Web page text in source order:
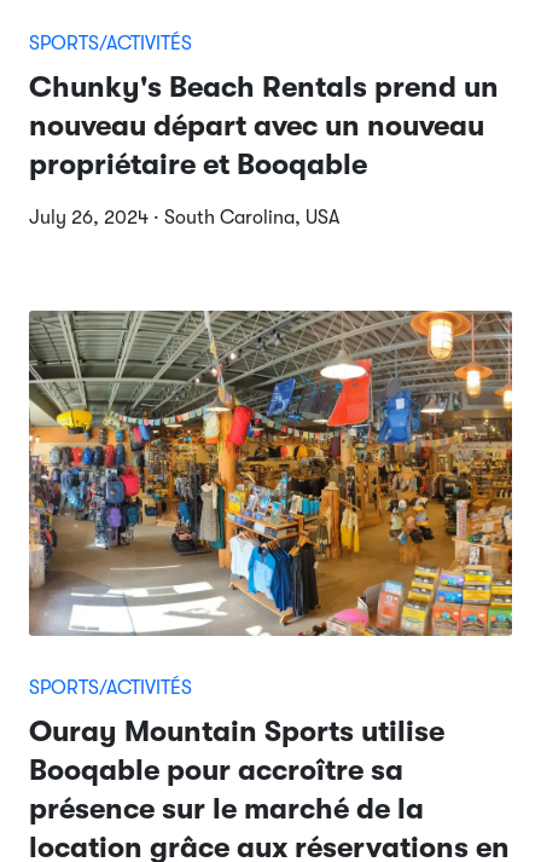
SPORTS/ACTIVITÉS
Chunky's Beach Rentals prend un
nouveau départ avec un nouveau
propriétaire et Booqable
July 26, 2024 · South Carolina, USA
SPORTS/ACTIVITÉS
Ouray Mountain Sports utilise
Booqable pour accroître sa
présence sur le marché de la
location grâce aux réservations en